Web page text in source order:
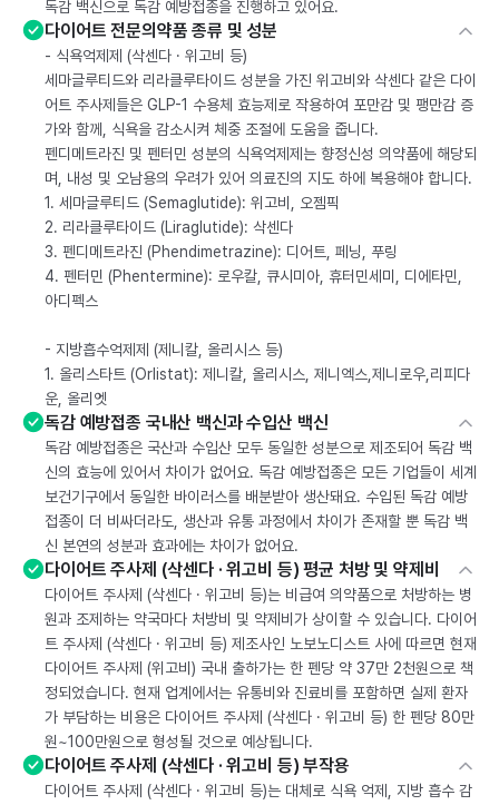
독감 백신으로 독감 예방접종을 진행하고 있어요.
다이어트 전문의약품 종류 및 성분
- 식욕억제제 (삭센다 · 위고비 등)
세마글루티드와 리라클루타이드 성분을 가진 위고비와 삭센다 같은 다이
어트 주사제들은 GLP-1 수용체 효능제로 작용하여 포만감 및 팽만감 증
가와 함께, 식욕을 감소시켜 체중 조절에 도움을 줍니다.
펜디메트라진 및 펜터민 성분의 식욕억제제는 향정신성 의약품에 해당되
며, 내성 및 오남용의 우려가 있어 의료진의 지도 하에 복용해야 합니다.
1. 세마글루티드 (Semaglutide): 위고비, 오젬픽
2. 리라클루타이드 (Liraglutide): 삭센다
3. 펜디메트라진 (Phendimetrazine): 디어트, 페닝, 푸링
4. 펜터민 (Phentermine): 로우칼, 큐시미아, 휴터민세미, 디에타민,
아디펙스
- 지방흡수억제제 (제니칼, 올리시스 등)
1. 올리스타트 (Orlistat): 제니칼, 올리시스, 제니엑스,제니로우,리피다
운, 올리엣
독감 예방접종 국내산 백신과 수입산 백신
독감 예방접종은 국산과 수입산 모두 동일한 성분으로 제조되어 독감 백
신의 효능에 있어서 차이가 없어요. 독감 예방접종은 모든 기업들이 세계
보건기구에서 동일한 바이러스를 배분받아 생산돼요. 수입된 독감 예방
접종이 더 비싸더라도, 생산과 유통 과정에서 차이가 존재할 뿐 독감 백
신 본연의 성분과 효과에는 차이가 없어요.
다이어트 주사제 (삭센다 · 위고비 등) 평균 처방 및 약제비
다이어트 주사제 (삭센다 · 위고비 등)는 비급여 의약품으로 처방하는 병
원과 조제하는 약국마다 처방비 및 약제비가 상이할 수 있습니다. 다이어
트 주사제 (삭센다 · 위고비 등) 제조사인 노보노디스트 사에 따르면 현재
다이어트 주사제 (위고비) 국내 출하가는 한 펜당 약 37만 2천원으로 책
정되었습니다. 현재 업계에서는 유통비와 진료비를 포함하면 실제 환자
가 부담하는 비용은 다이어트 주사제 (삭센다 · 위고비 등) 한 펜당 80만
원~100만원으로 형성될 것으로 예상됩니다.
다이어트 주사제 (삭센다 · 위고비 등) 부작용
다이어트 주사제 (삭센다 · 위고비 등)는 대체로 식욕 억제, 지방 흡수 감